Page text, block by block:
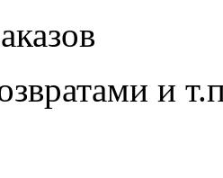
и